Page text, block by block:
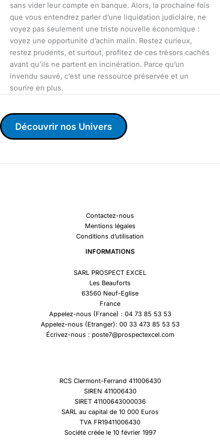
sans vider leur compte en banque. Alors, la prochaine fois
que vous entendrez parler d’une liquidation judiciaire, ne
voyez pas seulement une triste nouvelle économique :
voyez une opportunité d’achin malin. Restez curieux,
restez prudents, et surtout, profitez de ces trésors cachés
avant qu’ils ne partent en incinération. Parce qu’un
invendu sauvé, c’est une ressource préservée et un
sourire en plus.
Découvrir nos Univers
Contactez-nous
Mentions légales
Conditions d’utilisation
INFORMATIONS
SARL PROSPECT EXCEL
Les Beauforts
63560 Neuf-Eglise
France
Appelez-nous (France) : 04 73 85 53 53
Appelez-nous (Etranger): 00 33 473 85 53 53
Écrivez-nous : poste7@prospectexcel.com
RCS Clermont-Ferrand 411006430
SIREN 411006430
SIRET 41100643000036
SARL au capital de 10 000 Euros
TVA FR19411006430
Société créée le 10 février 1997